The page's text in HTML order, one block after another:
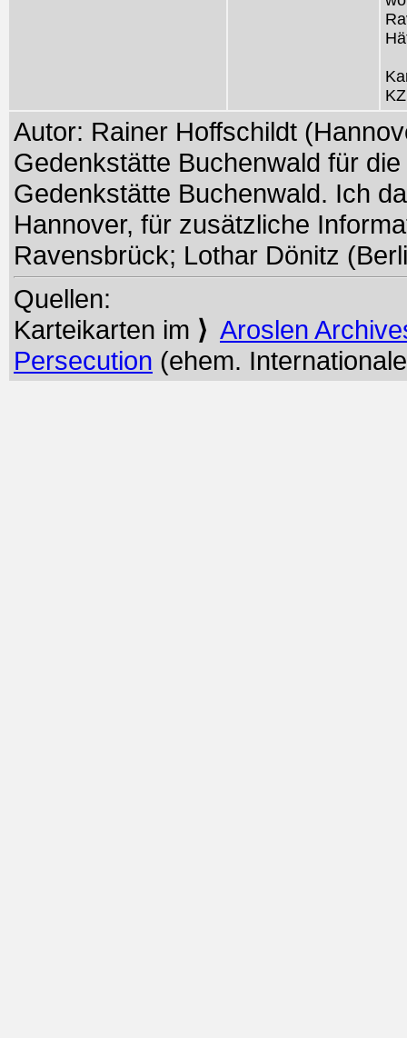
Autor: Rainer Hoffschildt
Gedenkstätte Buchenwald für
Gedenkstätte Buchenwald. Ich
Hannover, für zusätzliche
Ravensbrück; Lothar Dönitz
Quellen:
Karteikarten im ⟩ Aroslen
Persecution (ehem.